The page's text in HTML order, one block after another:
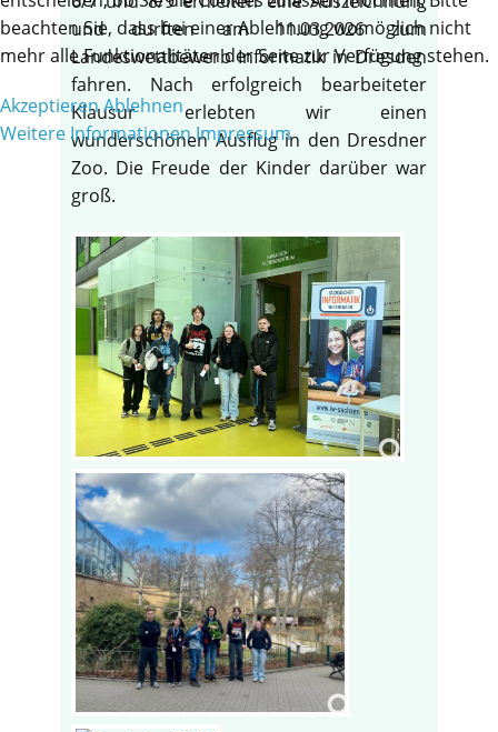
und durften am 11.03.2026 zum
Landeswettbewerb Informatik in Dresden
fahren. Nach erfolgreich bearbeiteter
Klausur erlebten wir einen
wunderschönen Ausflug in den Dresdner
Zoo. Die Freude der Kinder darüber war
groß.
beachten Sie, dass bei einer Ablehnung womöglich nicht
mehr alle Funktionalitäten der Seite zur Verfügung stehen.
AkzeptierenAblehnen
Weitere Informationen Impressum